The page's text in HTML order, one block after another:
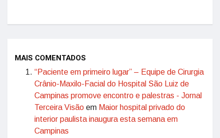
MAIS COMENTADOS
“Paciente em primeiro lugar” – Equipe de Cirurgia
Crânio-Maxilo-Facial do Hospital São Luiz de
Campinas promove encontro e palestras - Jornal
Terceira Visão em Maior hospital privado do
interior paulista inaugura esta semana em
Campinas